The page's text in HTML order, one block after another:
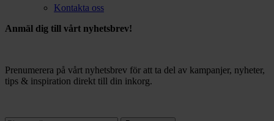
Kontakta oss
Anmäl dig till vårt nyhetsbrev!
Prenumerera på vårt nyhetsbrev för att ta del av kampanjer, nyheter,
tips & inspiration direkt till din inkorg.